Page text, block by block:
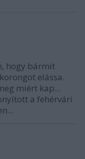
hogy bármit
elássa.
miért kap...
a fehérvári